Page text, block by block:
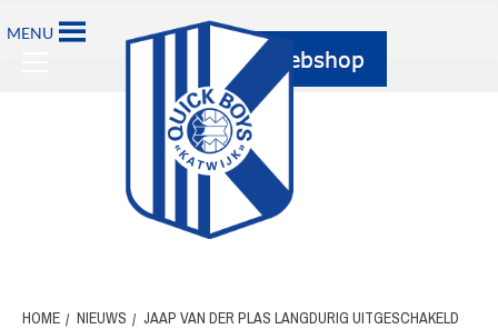
naar
MENU
Primary
HOME NIEUWS JAAP VAN DER PLAS LANGDURIG UITGESCHAKELD